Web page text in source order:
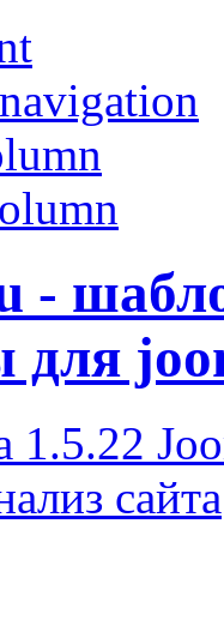
-
для
1.5.22
сайта